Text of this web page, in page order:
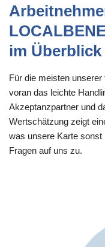
im Überblick
Für die meisten
voran das leichte
Akzeptanzpartner und
Wertschätzung zeigt
was unsere Karte sonst
Fragen auf uns zu.